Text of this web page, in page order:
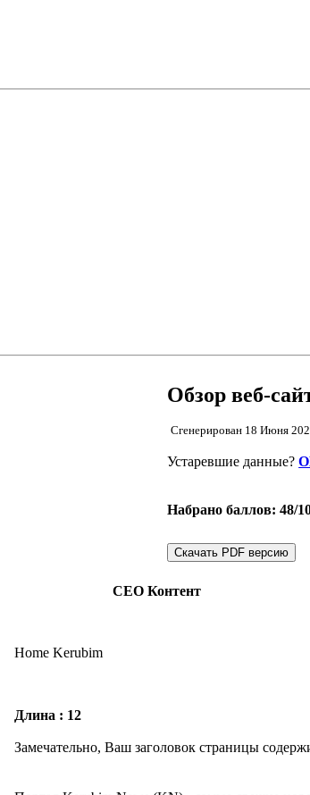
Обзор веб-
Сгенерирован 18 Июня
Устаревшие данные?
Набрано баллов: 48/
Скачать PDF версию
СЕО Контент
Home Kerubim
Длина : 12
Замечательно, Ваш заголовок страницы